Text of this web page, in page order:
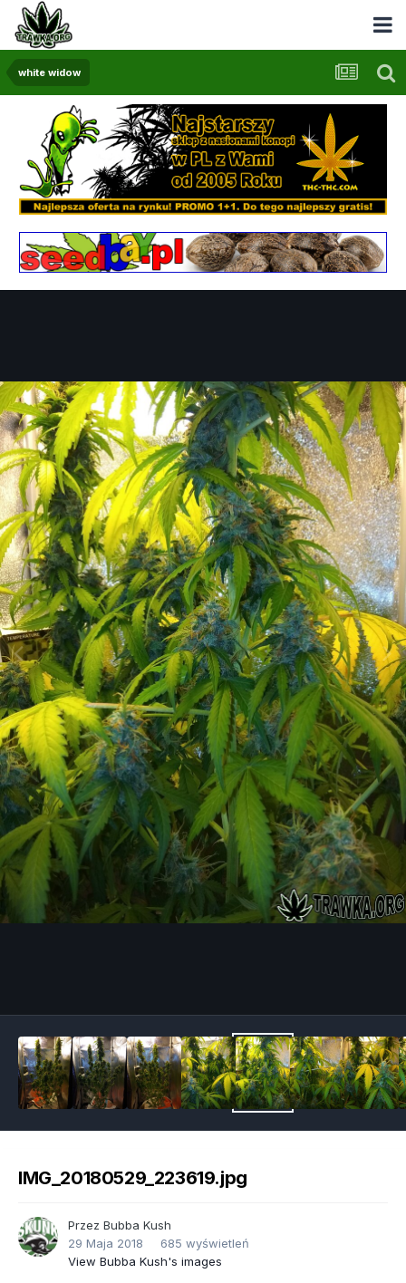
white widow
IMG_20180529_223619.jpg
Przez Bubba Kush
29 Maja 2018
685 wyświetleń
View Bubba Kush's images